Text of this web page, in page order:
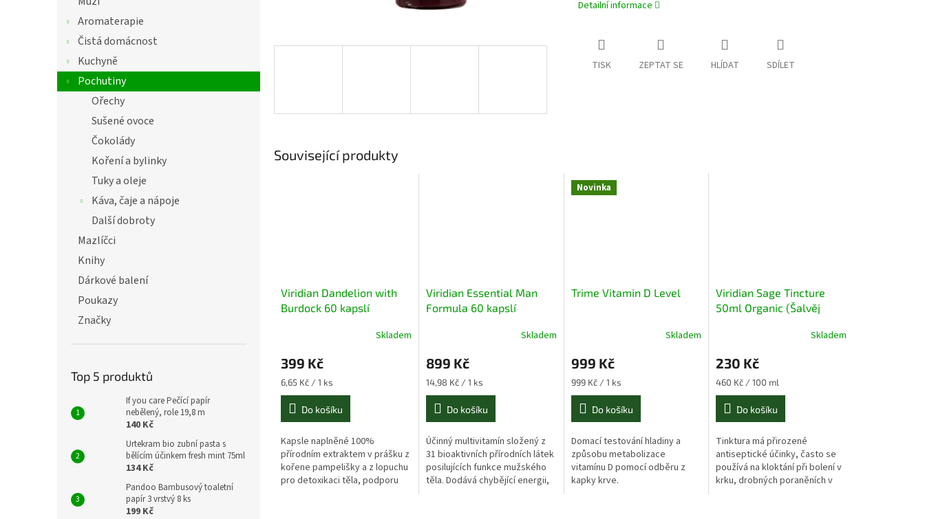
Aromaterapie
Čistá domácnost
Kuchyně
Pochutiny
Ořechy
Sušené ovoce
Čokolády
Koření a bylinky
Tuky a oleje
Káva, čaje a nápoje
Další dobroty
Mazlíčci
Knihy
Dárkové balení
Poukazy
Značky
Top 5 produktů
If you care Pečící papír
nebělený, role 19,8 m
140 Kč
Urtekram bio zubní pasta s
bělícím účinkem fresh mint 75ml
134 Kč
Pandoo Bambusový toaletní
papír 3 vrstvý 8 ks
199 Kč
Detailní informace
TISK ZEPTAT SE HLÍDAT SDÍLET
Související produkty
Viridian Dandelion with
Burdock 60 kapslí
Skladem
399 Kč
Měrná
cena:
6,65 Kč / 1 ks
Do košíku
Kapsle naplněné 100%
přírodním extraktem v prášku z
kořene pampelišky a z lopuchu
pro detoxikaci těla, podporu
Viridian Essential Man
Formula 60 kapslí
Skladem
899 Kč
Měrná
cena:
14,98 Kč / 1 ks
Do košíku
Účinný multivitamín složený z
31 bioaktivních přírodních látek
posilujících funkce mužského
těla. Dodává chybějící energii,
Novinka
Trime Vitamin D Level
Skladem
999 Kč
Měrná
cena:
999 Kč / 1 ks
Do košíku
Domací testování hladiny a
způsobu metabolizace
vitamínu D pomocí odběru z
kapky krve.
Viridian Sage Tincture
50ml Organic (Šalvěj
Skladem
230 Kč
Měrná
cena:
460 Kč / 100 ml
Do košíku
Tinktura má přirozené
antiseptické účinky, často se
používá na kloktání při bolení v
krku, drobných poraněních v